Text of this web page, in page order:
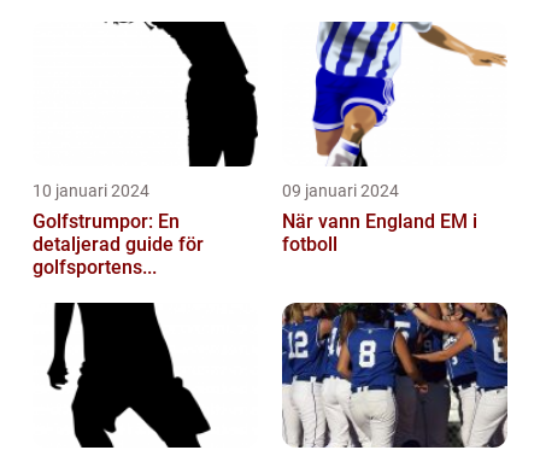
10 januari 2024
Golfstrumpor: En
detaljerad guide för
golfsportens...
09 januari 2024
När vann England EM i
fotboll